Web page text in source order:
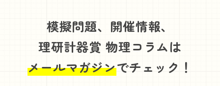
模擬問題、開催情報、
理研計器賞 物理コラムは
メールマガジンでチェック！